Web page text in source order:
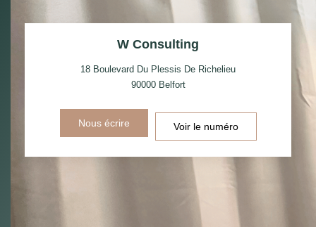
W Consulting
18 Boulevard Du Plessis De Richelieu
90000 Belfort
Nous écrire Voir le numéro